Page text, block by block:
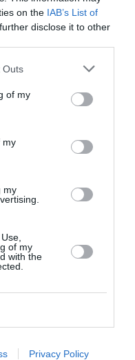
on the IAB’s List of
disclose it to other
Outs
of my
my
my
of my
with the
Privacy Policy
et préférez visiter la
chose de bien pour
!
à son
!